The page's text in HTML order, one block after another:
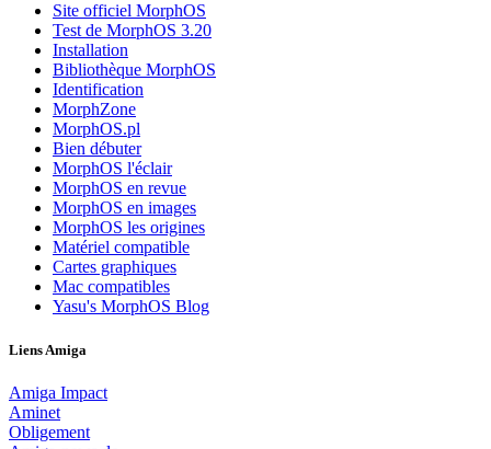
Site officiel MorphOS
Test de MorphOS 3.20
Installation
Bibliothèque MorphOS
Identification
MorphZone
MorphOS.pl
Bien débuter
MorphOS l'éclair
MorphOS en revue
MorphOS en images
MorphOS les origines
Matériel compatible
Cartes graphiques
Mac compatibles
Yasu's MorphOS Blog
Liens Amiga
Amiga Impact
Aminet
Obligement